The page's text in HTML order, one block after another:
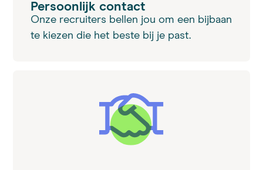
Persoonlijk contact
Onze recruiters bellen jou om een bijbaan
te kiezen die het beste bij je past.